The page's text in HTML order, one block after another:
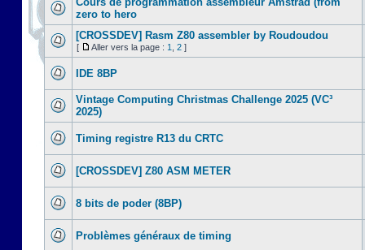
zero to hero
[CROSSDEV] Rasm Z80 assembler by Roudoudou
[ Aller vers la page : 1 2 ]
IDE 8BP
Vintage Computing Christmas Challenge 2025 (VC³
2025)
Timing registre R13 du CRTC
[CROSSDEV] Z80 ASM METER
8 bits de poder (8BP)
Problèmes généraux de timing